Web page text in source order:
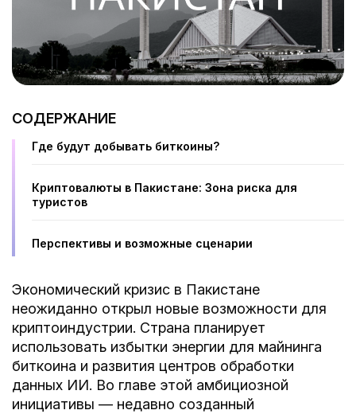
СОДЕРЖАНИЕ
Где будут добывать биткоины?
Криптовалюты в Пакистане: Зона риска для
туристов
Перспективы и возможные сценарии
Экономический кризис в Пакистане
неожиданно открыл новые возможности для
криптоиндустрии. Страна планирует
использовать избытки энергии для майнинга
биткоина и развития центров обработки
данных ИИ. Во главе этой амбициозной
инициативы — недавно созданный